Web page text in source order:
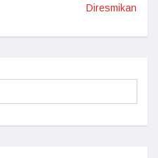
Diresmikan